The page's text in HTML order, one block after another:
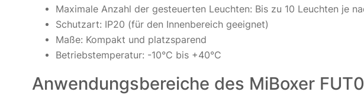
Maximale Anzahl der gesteuerten Leuchten: Bis zu 10 Leuchten je
Schutzart: IP20 (für den Innenbereich geeignet)
Maße: Kompakt und platzsparend
Betriebstemperatur: -10°C bis +40°C
Anwendungsbereiche des MiBoxer